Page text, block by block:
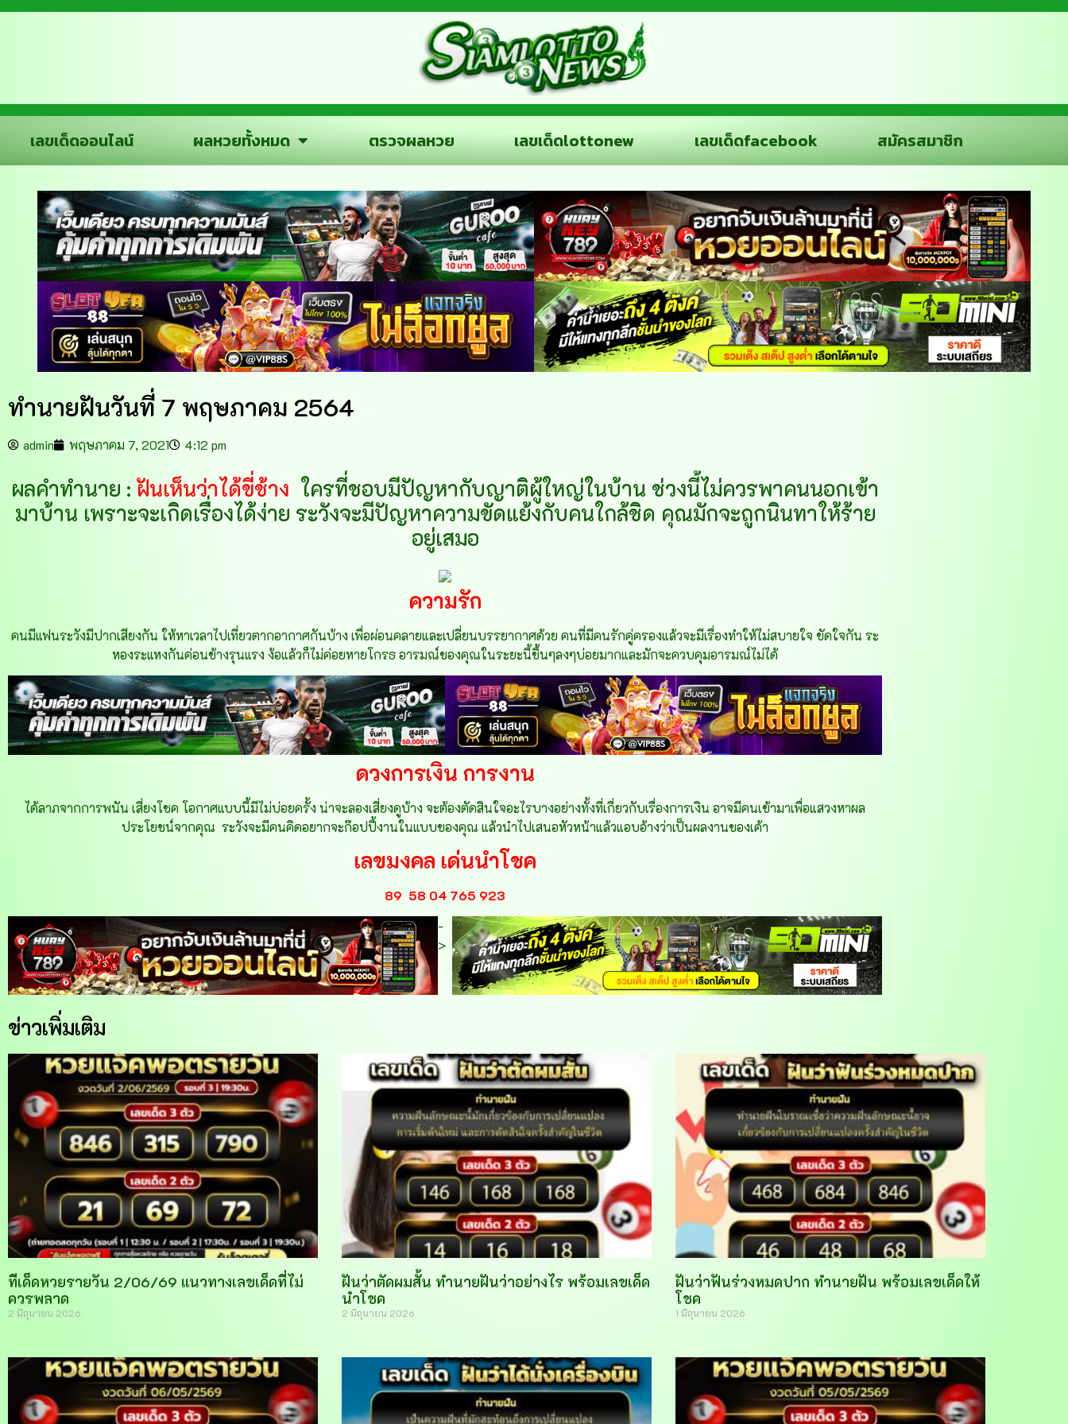
เลขเด็ดออนไลน์ ผลหวยทั้งหมด ตรวจผลหวย เลขเด็ดlottonew เลขเด็ดfacebook สมัครสมาชิก
ทำนายฝันวันที่ 7 พฤษภาคม 2564
admin พฤษภาคม 7, 2021 4:12 pm
ผลคำทำนาย : ฝันเห็นว่าได้ขี่ช้าง ใครที่ชอบมีปัญหากับญาติผู้ใหญ่ในบ้าน ช่วงนี้ไม่ควรพาคนนอกเข้า
มาบ้าน เพราะจะเกิดเรื่องได้ง่าย ระวังจะมีปัญหาความขัดแย้งกับคนใกล้ชิด คุณมักจะถูกนินทาให้ร้าย
อยู่เสมอ
ความรัก
คนมีแฟนระวังมีปากเสียงกัน ให้หาเวลาไปเที่ยวตากอากาศกันบ้าง เพื่อผ่อนคลายและเปลี่ยนบรรยากาศด้วย คนที่มีคนรักคู่ครองแล้วจะมีเรื่องทำให้ไม่สบายใจ ขัดใจกัน ระ
หองระแหงกันค่อนข้างรุนแรง ง้อแล้วก็ไม่ค่อยหายโกรธ อารมณ์ของคุณในระยะนี้ขึ้นๆลงๆบ่อยมากและมักจะควบคุมอารมณ์ไม่ได้
ดวงการเงิน การงาน
ได้ลาภจากการพนัน เสี่ยงโชค โอกาศแบบนี้มีไม่บ่อยครั้ง น่าจะลองเสี่ยงดูบ้าง จะต้องตัดสินใจอะไรบางอย่างทั้งที่เกี่ยวกับเรื่องการเงิน อาจมีคนเข้ามาเพื่อแสวงหาผล
ประโยชน์จากคุณ ระวังจะมีคนคิดอยากจะก๊อปปี้งานในแบบของคุณ แล้วนำไปเสนอหัวหน้าแล้วแอบอ้างว่าเป็นผลงานของเค้า
เลขมงคล เด่นนำโชค
89 58 04 765 923
-
>
ข่าวเพิ่มเติม
ทีเด็ดหวยรายวัน 2/06/69 แนวทางเลขเด็ดที่ไม่
ควรพลาด
2 มิถุนายน 2026
ฝันว่าตัดผมสั้น ทำนายฝันว่าอย่างไร พร้อมเลขเด็ด
นำโชค
2 มิถุนายน 2026
ฝันว่าฟันร่วงหมดปาก ทำนายฝัน พร้อมเลขเด็ดให้
โชค
1 มิถุนายน 2026